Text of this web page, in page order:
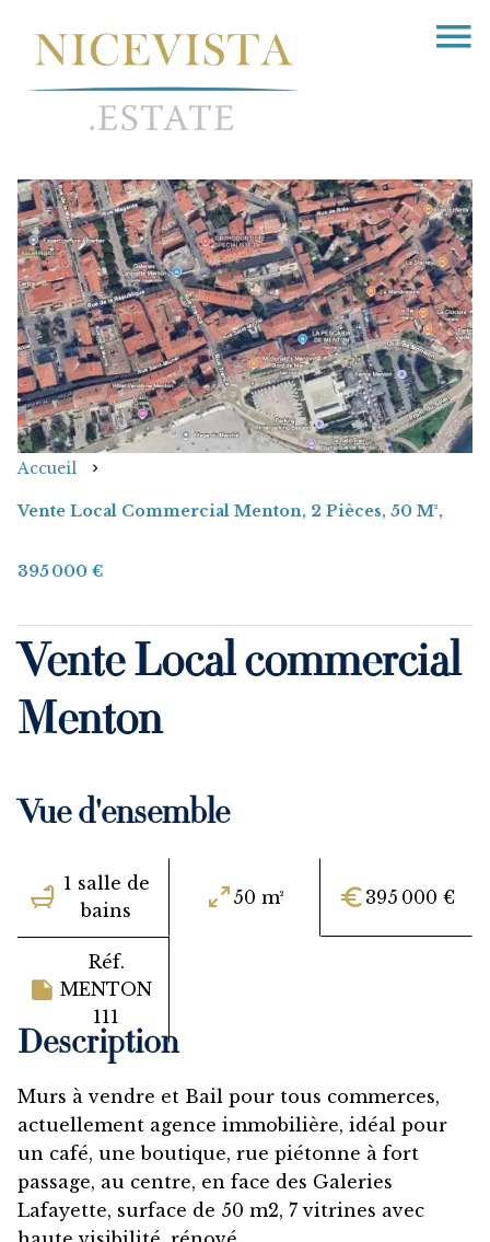
Accueil
Vente Local Commercial Menton, 2 Pièces, 50 M²,
395 000 €
Vente Local commercial
Menton
Vue d'ensemble
1 salle de
bains
50 m² 395 000 €
Réf.
MENTON
111
Description
Murs à vendre et Bail pour tous commerces,
actuellement agence immobilière, idéal pour
un café, une boutique, rue piétonne à fort
passage, au centre, en face des Galeries
Lafayette, surface de 50 m2, 7 vitrines avec